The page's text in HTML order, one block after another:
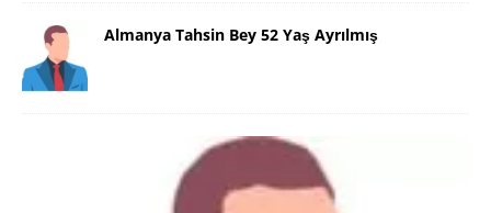
Almanya Tahsin Bey 52 Yaş Ayrılmış